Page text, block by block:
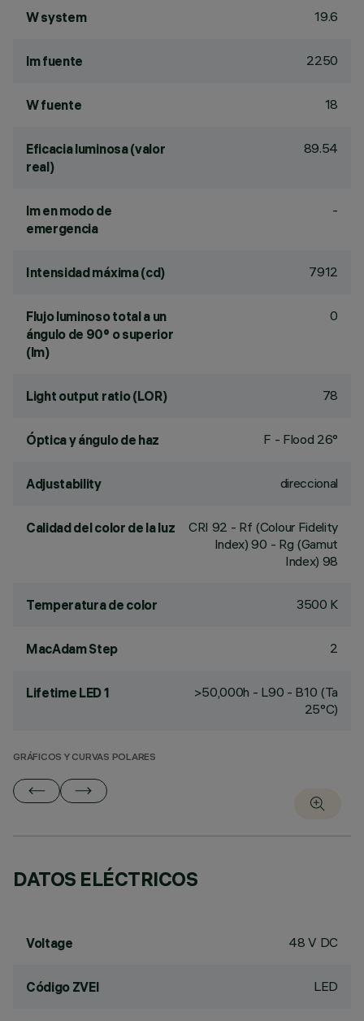
W system 19.6
lm fuente 2250
W fuente 18
Eficacia luminosa (valor
real)
89.54
lm en modo de
emergencia
-
Intensidad máxima (cd) 7912
Flujo luminoso total a un
ángulo de 90° o superior
(lm)
0
Light output ratio (LOR) 78
Óptica y ángulo de haz F - Flood 26°
Adjustability direccional
Calidad del color de la luz CRI 92 - Rf (Colour Fidelity
Index) 90 - Rg (Gamut
Index) 98
Temperatura de color 3500 K
MacAdam Step 2
Lifetime LED 1
>50,000h - L90 - B10 (Ta
25°C)
GRÁFICOS Y CURVAS POLARES
DATOS ELÉCTRICOS
Voltage 48 V DC
Código ZVEI LED